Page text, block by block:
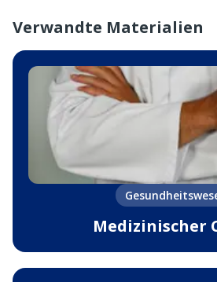
Verwandte Materialien
Medizinischer